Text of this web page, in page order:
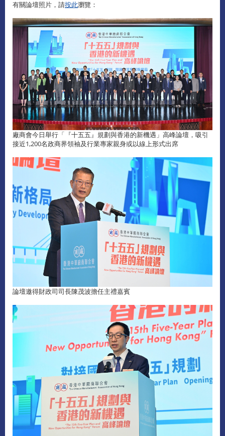
有關論壇照片，請按此瀏覽：
廠商會今日舉行「『十五五』規劃與香港的新機遇」高峰論壇，吸引
接近1,200名政商界領袖及行業專家親身或以線上形式出席
論壇邀得財政司司長陳茂波擔任主禮嘉賓